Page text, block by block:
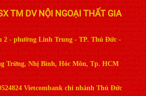
TM DV NỘI NGOẠI THẤT GIA
2 - phường Linh Trung - TP. Thủ Đức -
Trừng, Nhị Bình, Hóc Môn, Tp. HCM
Vietcombank chi nhánh Thủ Đức